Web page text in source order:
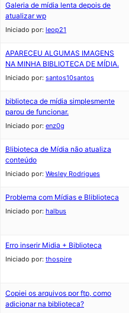
Galeria de mídia lenta depois de
atualizar wp
Iniciado por: leop21
APARECEU ALGUMAS IMAGENS
NA MINHA BIBLIOTECA DE MÍDIA.
Iniciado por: santos10santos
biblioteca de mídia simplesmente
parou de funcionar.
Iniciado por: enz0g
Blibioteca de Mídia não atualiza
conteúdo
Iniciado por: Wesley Rodrigues
Problema com Mídias e Bliblioteca
Iniciado por: halbus
Erro inserir Midia + Biblioteca
Iniciado por: thospire
Copiei os arquivos por ftp, como
adicionar na biblioteca?